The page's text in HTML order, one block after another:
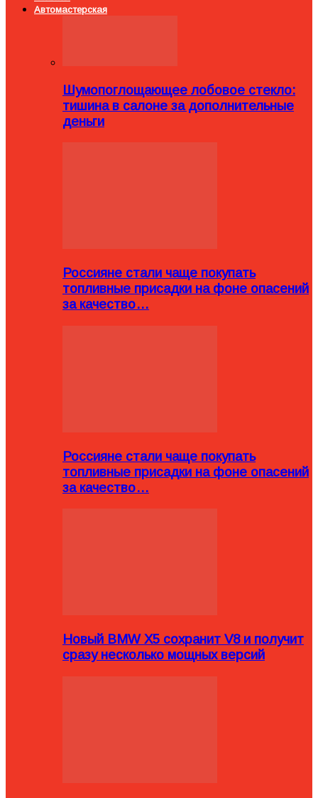
Автомастерская
Шумопоглощающее лобовое стекло:
тишина в салоне за дополнительные
деньги
Россияне стали чаще покупать
топливные присадки на фоне опасений
за качество…
Россияне стали чаще покупать
топливные присадки на фоне опасений
за качество…
Новый BMW X5 сохранит V8 и получит
сразу несколько мощных версий